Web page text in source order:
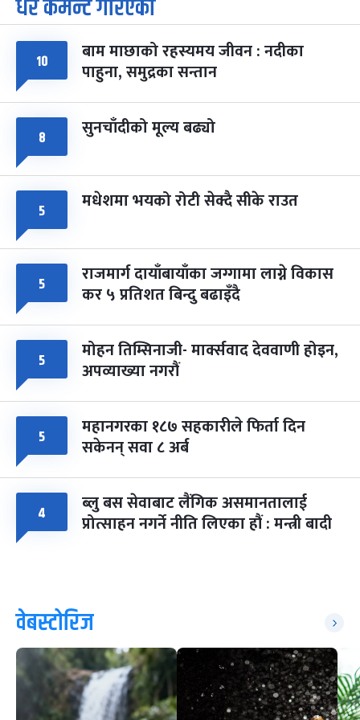
आइत चैत्र ७, २०८३-Mar 21, 2027
८ फागुपूर्णिमा
चैत्र ८, २०८३-Mar 22, 2027
७ महिना बाँकी
धेरै कमेन्ट गरिएका
१० बाम माछाको रहस्यमय जीवन : नदीका
पाहुना, समुद्रका सन्तान
८ सुनचाँदीको मूल्य बढ्यो
५ मधेशमा भयको रोटी सेक्दै सीके राउत
५ राजमार्ग दायाँबायाँका जग्गामा लाग्ने विकास
कर ५ प्रतिशत बिन्दु बढाइँदै
५ मोहन तिम्सिनाजी- मार्क्सवाद देववाणी होइन,
अपव्याख्या नगरौं
५ महानगरका १८७ सहकारीले फिर्ता दिन
सकेनन् सवा ८ अर्ब
४ ब्लु बस सेवाबाट लैंगिक असमानतालाई
प्रोत्साहन नगर्ने नीति लिएका हौं : मन्त्री बादी
वेबस्टोरिज